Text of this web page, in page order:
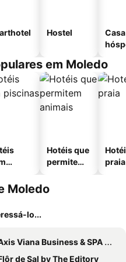
Hostel
em Moledo
Hotéis que
permitem
praia
Moledo
lo...
Viana Business & SPA Hotel
de Sal by The Editory